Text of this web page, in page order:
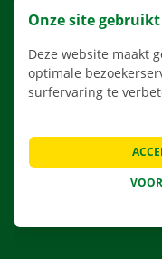
Onze site
Deze website maakt
optimale
surfervaring te